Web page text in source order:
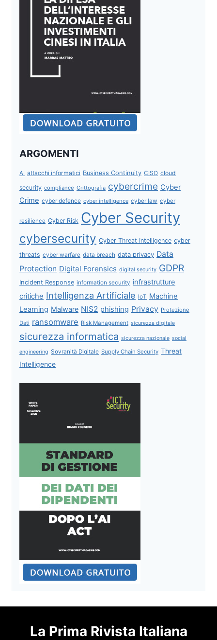
ARGOMENTI
AI attacchi informatici Business Continuity CISO cloud
security compliance Crittografia cybercrime Cyber
Crime cyber defence cyber intelligence cyber law cyber
resilience Cyber Risk Cyber Security
cybersecurity Cyber Threat Intelligence cyber
threats cyber warfare data breach data privacy Data
Protection Digital Forensics digital security GDPR
Incident Response information security infrastrutture
critiche Intelligenza Artificiale IoT Machine
Learning Malware NIS2 phishing Privacy Protezione
Dati ransomware Risk Management sicurezza digitale
sicurezza informatica sicurezza nazionale social
engineering Sovranità Digitale Supply Chain Security Threat
Intelligence
La Prima Rivista Italiana